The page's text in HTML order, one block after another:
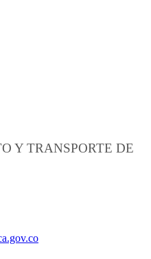
Y TRANSPORTE DE